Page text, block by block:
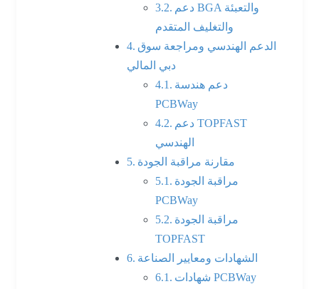
دعم BGA والتعبئة
والتغليف المتقدم
الدعم الهندسي ومراجعة سوق
دبي المالي
دعم هندسة
PCBWay
دعم TOPFAST
الهندسي
مقارنة مراقبة الجودة
مراقبة الجودة
PCBWay
مراقبة الجودة
TOPFAST
الشهادات ومعايير الصناعة
شهادات PCBWay